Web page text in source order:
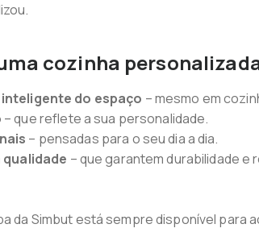
cozinha
do espaço – mesmo em
– que reflete a sua personalidade.
– pensadas para o seu dia a dia.
– que garantem durabilidade e
da Simbut está sempre disponível